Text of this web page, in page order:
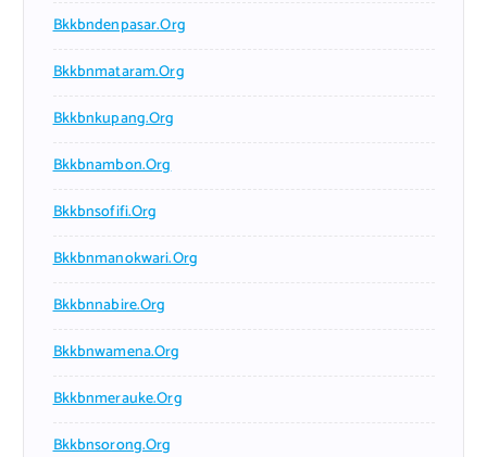
Bkkbndenpasar.org
Bkkbnmataram.org
Bkkbnkupang.org
Bkkbnambon.org
Bkkbnsofifi.org
Bkkbnmanokwari.org
Bkkbnnabire.org
Bkkbnwamena.org
Bkkbnmerauke.org
Bkkbnsorong.org